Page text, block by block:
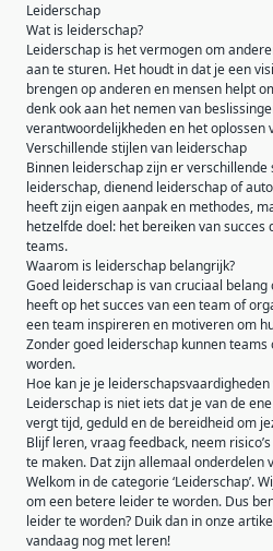
Leiderschap
Wat is leiderschap?
Leiderschap is het vermogen om
aan te sturen. Het houdt in dat je een
brengen op anderen en mensen helpt
denk ook aan het nemen van
verantwoordelijkheden en het oplossen
Verschillende stijlen van leiderschap
Binnen leiderschap zijn er
leiderschap, dienend leiderschap of
heeft zijn eigen aanpak en methodes,
hetzelfde doel: het bereiken van
teams.
Waarom is leiderschap belangrijk?
Goed leiderschap is van cruciaal
heeft op het succes van een team of
een team inspireren en motiveren om
Zonder goed leiderschap kunnen
worden.
Hoe kan je je
Leiderschap is niet iets dat je van de
vergt tijd, geduld en de bereidheid om
Blijf leren, vraag feedback, neem
te maken. Dat zijn allemaal onderdelen
Welkom in de categorie ‘Leiderschap’.
om een betere leider te worden. Dus
leider te worden? Duik dan in onze
vandaag nog met leren!